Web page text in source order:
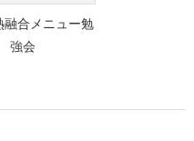
融合メニュー勉
強会